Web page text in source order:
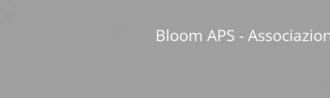
Bloom APS -